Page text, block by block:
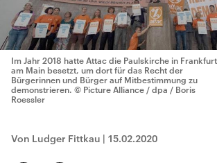
Im Jahr 2018 hatte Attac die Paulskirche in Frankfurt
am Main besetzt, um dort für das Recht der
Bürgerinnen und Bürger auf Mitbestimmung zu
demonstrieren. © Picture Alliance / dpa / Boris
Roessler
Von Ludger Fittkau | 15.02.2020